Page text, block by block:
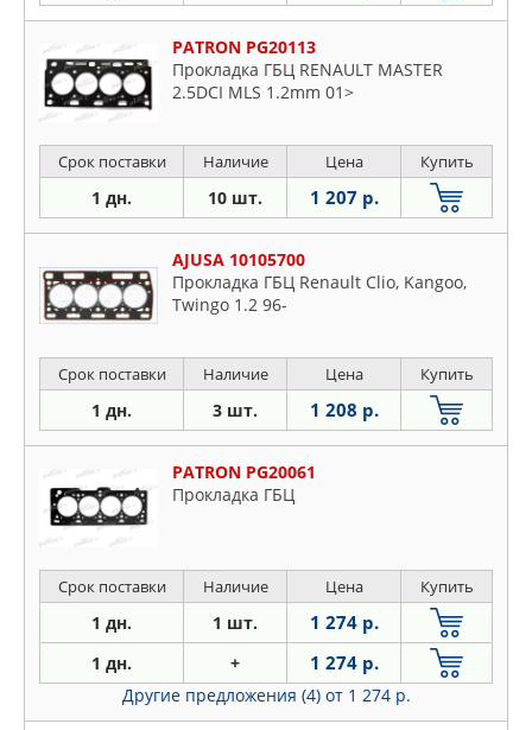
PATRON PG20113
Прокладка ГБЦ RENAULT MASTER
2.5DCI MLS 1.2mm 01>
Срок поставки Наличие Цена Купить
1 дн. 10 шт. 1 207 р.
AJUSA 10105700
Прокладка ГБЦ Renault Clio, Kangoo,
Twingo 1.2 96-
Срок поставки Наличие Цена Купить
1 дн. 3 шт. 1 208 р.
PATRON PG20061
Прокладка ГБЦ
Срок поставки Наличие Цена Купить
1 дн. 1 шт. 1 274 р.
1 дн. + 1 274 р.
Другие предложения (4) от 1 274 р.